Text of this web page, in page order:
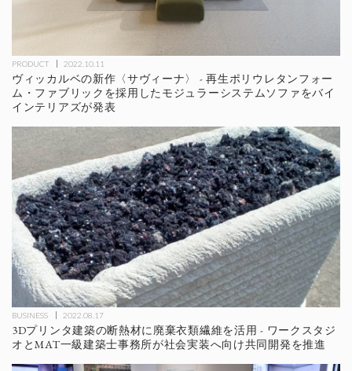
PRODUCT 2022.10.11
ヴィッカルベの新作〈サヴィーナ〉 - 再生ポリウレタンフォー
ム・ファブリックを採用したモジュラーシステムソファをバイ
インテリアズが発表
BUSINESS 2022.08.17
3Dプリンタ建築の断熱材に廃棄衣類繊維を活用 - ワークスタジ
オとMAT一級建築士事務所が社会実装へ向け共同開発を推進